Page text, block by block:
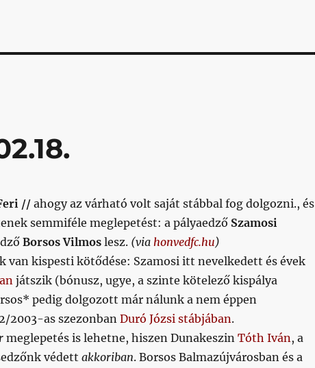
//ahogy az várható volt saját stábbal fog dolgozni., és
semmiféle meglepetést: a pályaedző Szamosi
Borsos Vilmoslesz. (via honvedfc.hu)
kispesti kötődése: Szamosi itt nevelkedett és évek
játszik (bónusz, ugye, a szinte kötelező kispálya
pedig dolgozott már nálunk a nem éppen
2003-as szezonban Duró Józsi stábjában.
meglepetés is lehetne, hiszen Dunakeszin Tóth Iván, a
védett akkoriban. Borsos Balmazújvárosban és a